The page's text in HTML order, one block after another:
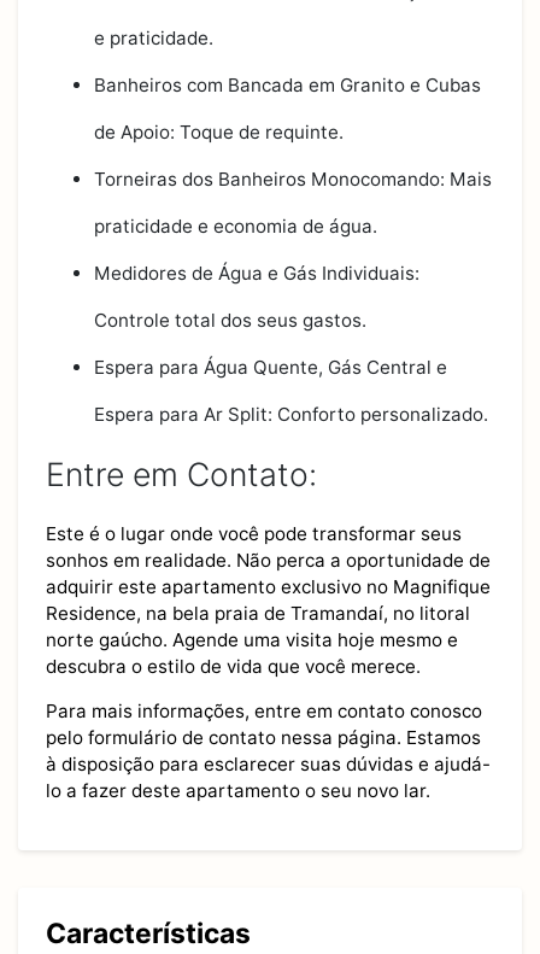
e praticidade.
Banheiros com Bancada em Granito e Cubas
de Apoio: Toque de requinte.
Torneiras dos Banheiros Monocomando: Mais
praticidade e economia de água.
Medidores de Água e Gás Individuais:
Controle total dos seus gastos.
Espera para Água Quente, Gás Central e
Espera para Ar Split: Conforto personalizado.
Entre em Contato:
Este é o lugar onde você pode transformar seus
sonhos em realidade. Não perca a oportunidade de
adquirir este apartamento exclusivo no Magnifique
Residence, na bela praia de Tramandaí, no litoral
norte gaúcho. Agende uma visita hoje mesmo e
descubra o estilo de vida que você merece.
Para mais informações, entre em contato conosco
pelo formulário de contato nessa página. Estamos
à disposição para esclarecer suas dúvidas e ajudá-
lo a fazer deste apartamento o seu novo lar.
Características